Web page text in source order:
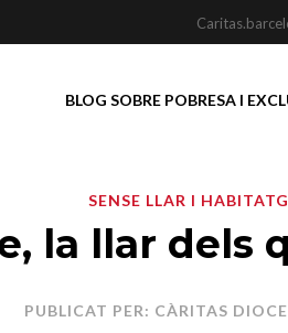
BLOG SOBRE POBRESA I
SENSE LLAR I
la llar dels
PUBLICAT PER: CÀRITAS